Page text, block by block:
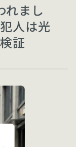
れまし
人は光
証